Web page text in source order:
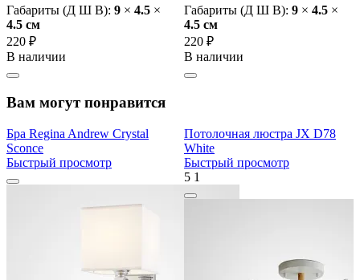
Габариты (Д Ш В): 9 × 4.5 ×
4.5 cм
220 ₽
В наличии
Габариты (Д Ш В): 9 × 4.5 ×
4.5 cм
220 ₽
В наличии
Вам могут понравится
Бра Regina Andrew Crystal
Sconce
Быстрый просмотр
Потолочная люстра JX D78
White
Быстрый просмотр
5 1